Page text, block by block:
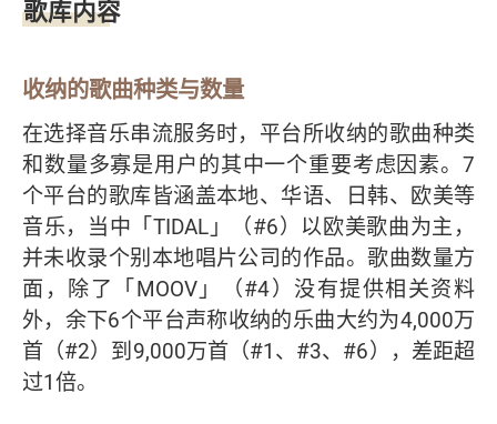
歌库内容
收纳的歌曲种类与数量
在选择音乐串流服务时，平台所收纳的歌曲种类
和数量多寡是用户的其中一个重要考虑因素。7
个平台的歌库皆涵盖本地、华语、日韩、欧美等
音乐，当中「TIDAL」（#6）以欧美歌曲为主，
并未收录个别本地唱片公司的作品。歌曲数量方
面，除了「MOOV」（#4）没有提供相关资料
外，余下6个平台声称收纳的乐曲大约为4,000万
首（#2）到9,000万首（#1、#3、#6），差距超
过1倍。